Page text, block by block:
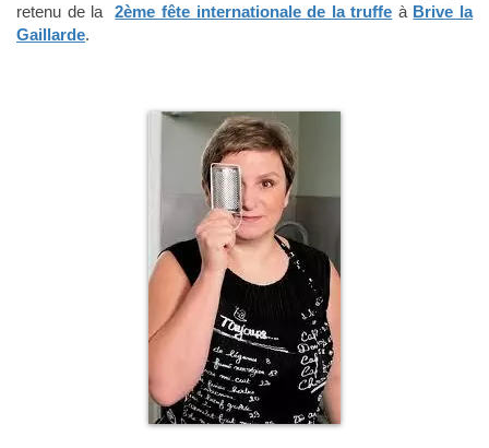
retenu de la2ème fête internationale de la truffe à Brive la
Gaillarde.